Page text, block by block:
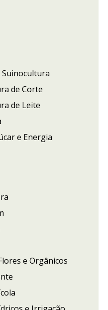
Suinocultura
de Corte
de Leite
e Energia
e Orgânicos